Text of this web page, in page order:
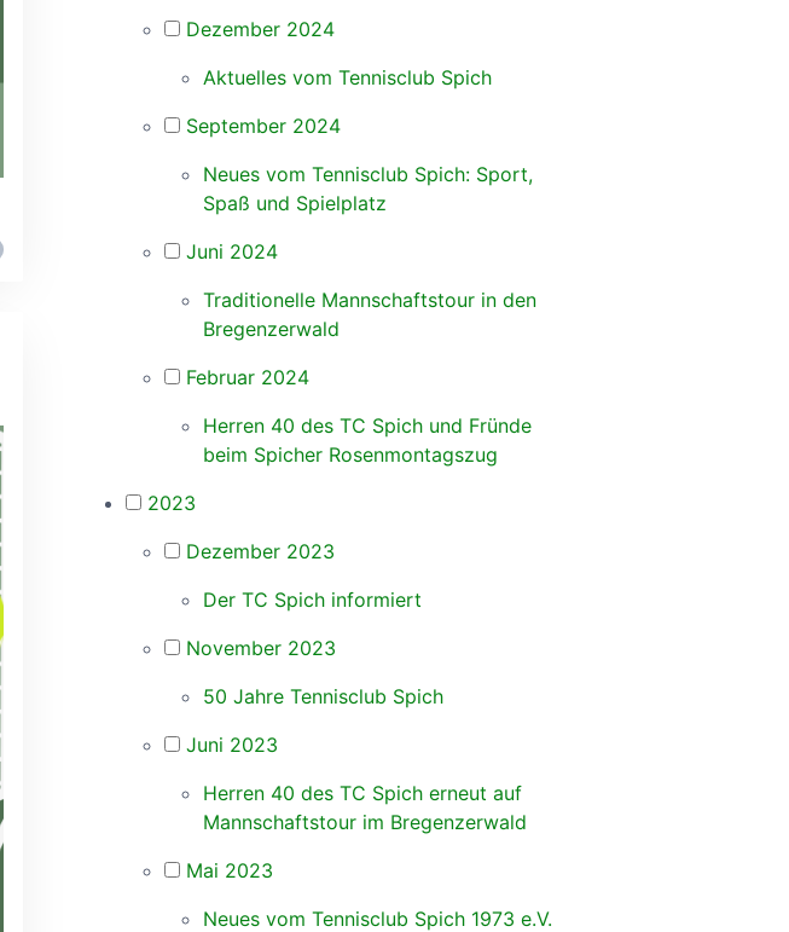
Dezember 2024
Aktuelles vom Tennisclub Spich
September 2024
Neues vom Tennisclub Spich: Sport,
Spaß und Spielplatz
Juni 2024
Traditionelle Mannschaftstour in den
Bregenzerwald
Februar 2024
Herren 40 des TC Spich und Fründe
beim Spicher Rosenmontagszug
2023
Dezember 2023
Der TC Spich informiert
November 2023
50 Jahre Tennisclub Spich
Juni 2023
Herren 40 des TC Spich erneut auf
Mannschaftstour im Bregenzerwald
Mai 2023
Neues vom Tennisclub Spich 1973 e.V.